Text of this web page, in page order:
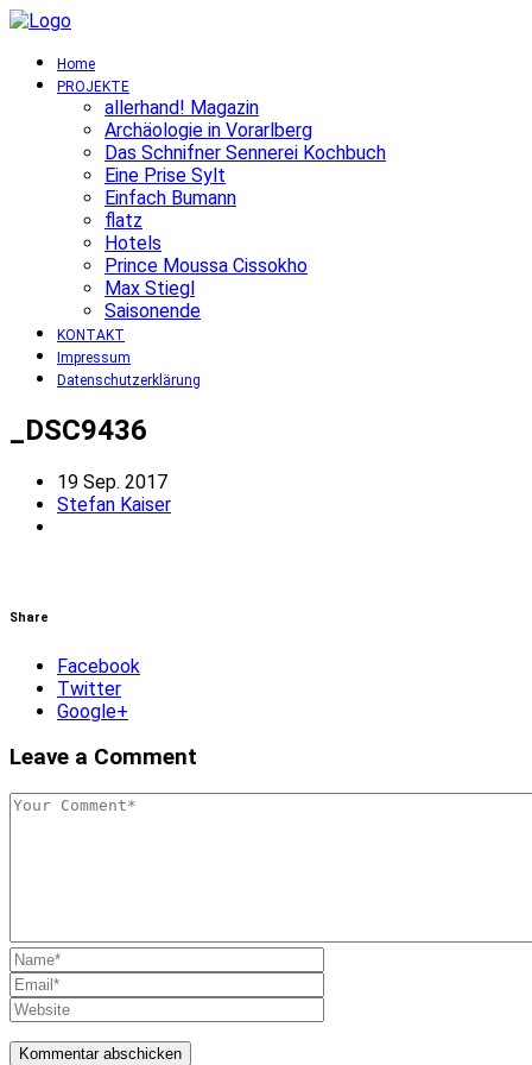
Home
PROJEKTE
allerhand! Magazin
Archäologie in Vorarlberg
Das Schnifner Sennerei Kochbuch
Eine Prise Sylt
Einfach Bumann
flatz
Hotels
Prince Moussa Cissokho
Max Stiegl
Saisonende
KONTAKT
Impressum
Datenschutzerklärung
_DSC9436
19 Sep. 2017
Stefan Kaiser
Share
Facebook
Twitter
Google+
Leave a Comment